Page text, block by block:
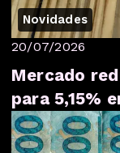
Novidades
20/07/2026
Mercado
para 5,15%